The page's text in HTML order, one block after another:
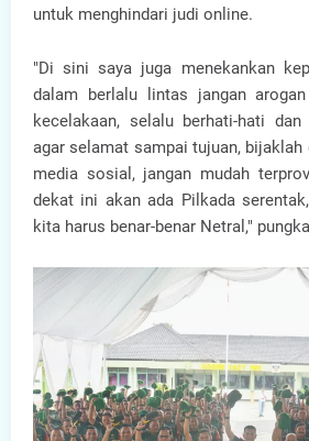
untuk menghindari judi online.
"Di sini saya juga menekankan
dalam berlalu lintas jangan
kecelakaan, selalu berhati-hati
agar selamat sampai tujuan, bijaklah
media sosial, jangan mudah
dekat ini akan ada Pilkada
kita harus benar-benar Netral,"